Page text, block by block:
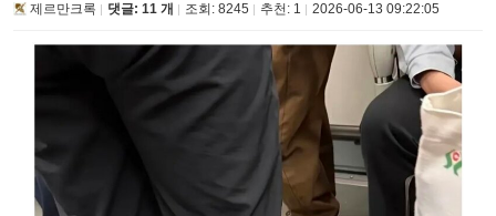
제르만크록 댓글: 11 개 조회: 8245 추천: 1 2026-06-13 09:22:05